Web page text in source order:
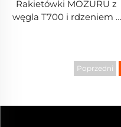
Rakietówki MOZURU z
węgla T700 i rdzeniem z
Poprzedni